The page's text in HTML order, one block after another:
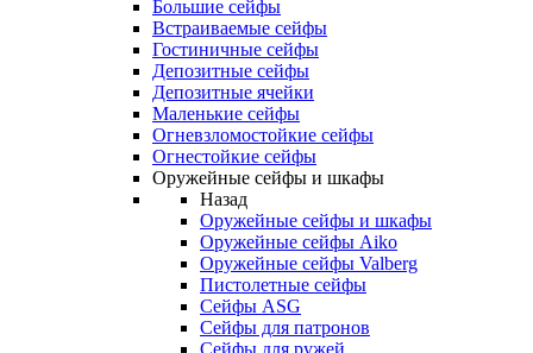
Большие сейфы
Встраиваемые сейфы
Гостиничные сейфы
Депозитные сейфы
Депозитные ячейки
Маленькие сейфы
Огневзломостойкие сейфы
Огнестойкие сейфы
Оружейные сейфы и шкафы
Назад
Оружейные сейфы и шкафы
Оружейные сейфы Aiko
Оружейные сейфы Valberg
Пистолетные сейфы
Сейфы ASG
Сейфы для патронов
Сейфы для ружей